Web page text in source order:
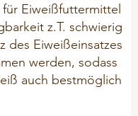
Eiweiß­futtermittel
z.T. schwierig
des Eiweißeinsatzes
werden, sodass
auch bestmöglich